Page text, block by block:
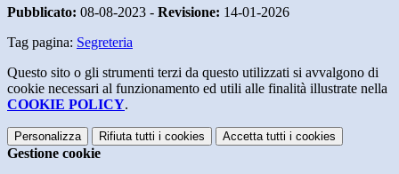
Pubblicato: 08-08-2023 - Revisione: 14-01-2026
Tag pagina: Segreteria
Questo sito o gli strumenti terzi da questo utilizzati si avvalgono di
cookie necessari al funzionamento ed utili alle finalità illustrate nella
COOKIE POLICY.
Personalizza Rifiuta tutti i cookies Accetta tutti i cookies
Gestione cookie